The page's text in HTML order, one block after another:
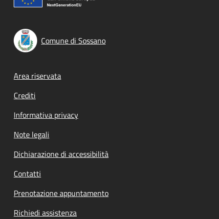
Comune di Sossano
Footer menu
Area riservata
Crediti
Informativa privacy
Note legali
Dichiarazione di accessibilità
Contatti
Prenotazione appuntamento
Richiedi assistenza